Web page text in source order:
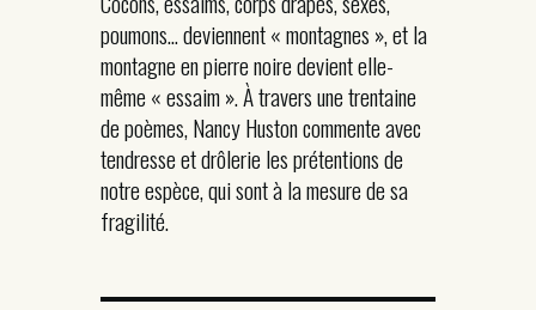
poumons… deviennent « montagnes », et la
montagne en pierre noire devient elle-
même « essaim ». À travers une trentaine
de poèmes, Nancy Huston commente avec
tendresse et drôlerie les prétentions de
notre espèce, qui sont à la mesure de sa
fragilité.